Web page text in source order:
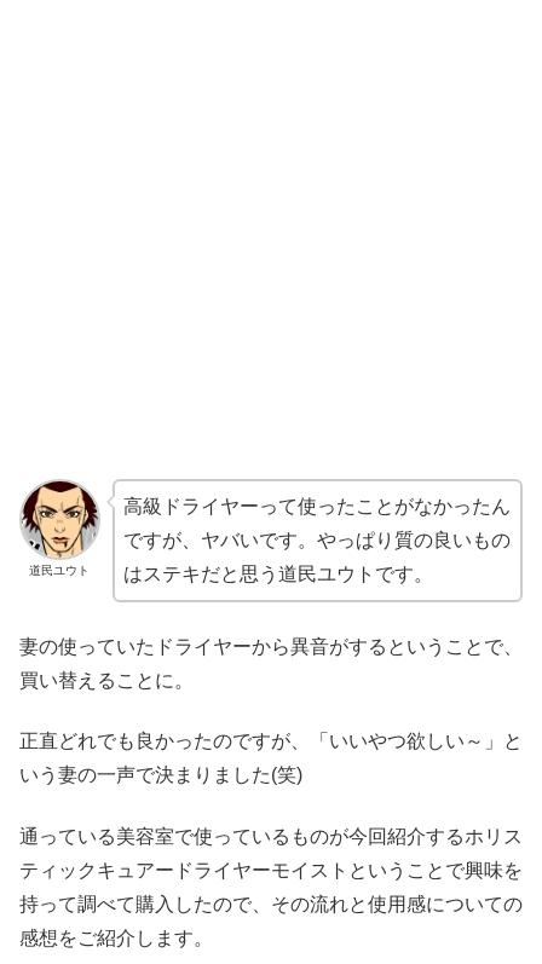
道民ユウト
高級ドライヤーって使ったことがなかったん
ですが、ヤバいです。やっぱり質の良いもの
はステキだと思う道民ユウトです。
妻の使っていたドライヤーから異音がするということで、
買い替えることに。
正直どれでも良かったのですが、「いいやつ欲しい～」と
いう妻の一声で決まりました(笑)
通っている美容室で使っているものが今回紹介するホリス
ティックキュアードライヤーモイストということで興味を
持って調べて購入したので、その流れと使用感についての
感想をご紹介します。